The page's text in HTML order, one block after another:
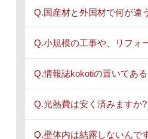
Q.国産材と外国材で何が違
Q.小規模の工事や、リフォ
Q.情報誌kokotiの置いてあ
Q.光熱費は安く済みますか?
Q.壁体内は結露しないんで